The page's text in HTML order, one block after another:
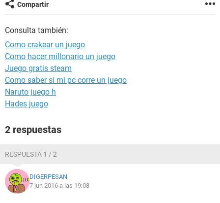
Compartir
Consulta también:
Como crakear un juego
Como hacer millonario un juego
Juego gratis steam
Como saber si mi pc corre un juego
Naruto juego h
Hades juego
2 respuestas
RESPUESTA 1 / 2
DIGERPESAN
7 jun 2016 a las 19:08